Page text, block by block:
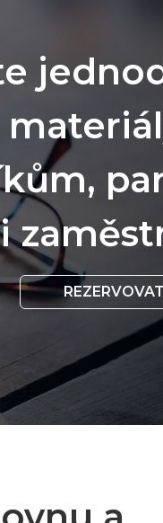
i